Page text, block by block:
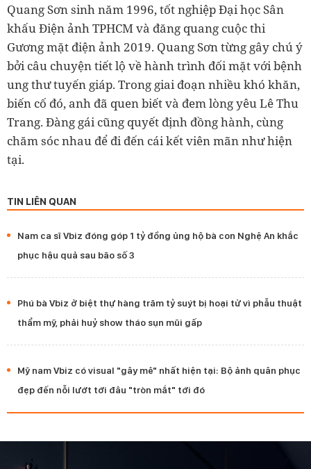
Quang Sơn sinh năm 1996, tốt nghiệp Đại học Sân
khấu Điện ảnh TPHCM và đăng quang cuộc thi
Gương mặt điện ảnh 2019. Quang Sơn từng gây chú ý
bởi câu chuyện tiết lộ về hành trình đối mặt với bệnh
ung thư tuyến giáp. Trong giai đoạn nhiều khó khăn,
biến cố đó, anh đã quen biết và đem lòng yêu Lê Thu
Trang. Đàng gái cũng quyết định đồng hành, cùng
chăm sóc nhau để đi đến cái kết viên mãn như hiện
tại.
TIN LIÊN QUAN
Nam ca sĩ Vbiz đóng góp 1 tỷ đồng ủng hộ bà con Nghệ An khắc
phục hậu quả sau bão số 3
Phú bà Vbiz ở biệt thự hàng trăm tỷ suýt bị hoại tử vì phẫu thuật
thẩm mỹ, phải huỷ show tháo sụn mũi gấp
Mỹ nam Vbiz có visual "gây mê" nhất hiện tại: Bộ ảnh quân phục
đẹp đến nỗi lướt tới đâu "tròn mắt" tới đó